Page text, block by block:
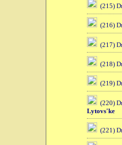
(215)
(216)
(217)
(218)
(219)
(220)
Lytovs'ke
(221)